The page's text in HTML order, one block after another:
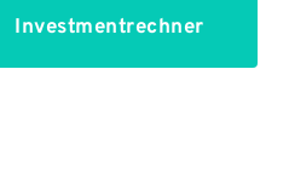
Investmentrechner